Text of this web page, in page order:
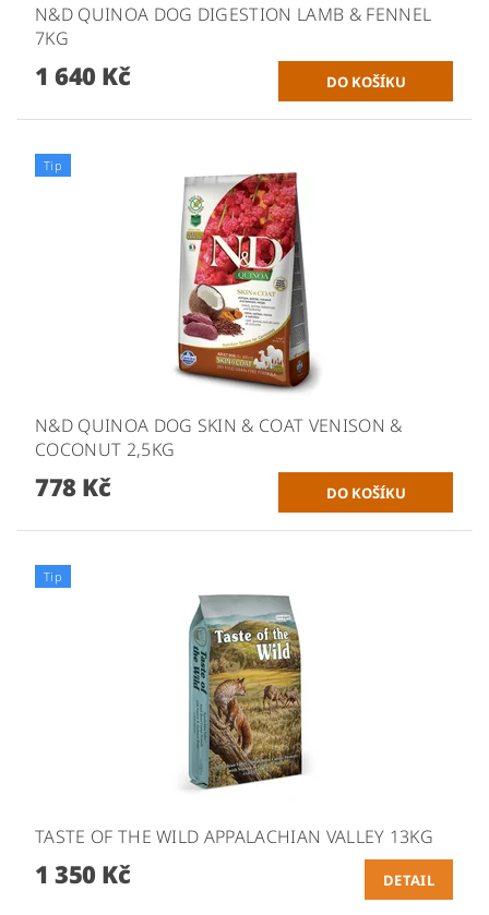
N&D QUINOA DOG DIGESTION LAMB & FENNEL
7KG
1 640 Kč
Tip
N&D QUINOA DOG SKIN & COAT VENISON &
COCONUT 2,5KG
778 Kč
Tip
TASTE OF THE WILD APPALACHIAN VALLEY 13KG
1 350 Kč DETAIL